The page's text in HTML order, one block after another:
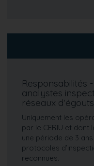
Responsabilités
analystes
réseaux d'égouts
Uniquement les
par le CERIU et
une période de 3
protocoles
reconnues.